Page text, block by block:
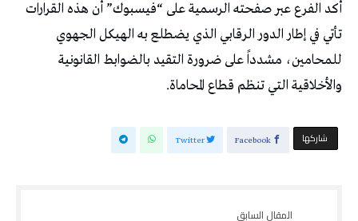
أكد الفرع عبر صفحته الرسمية على “فيسبوك” أن هذه القرارات
تأتي في إطار الدور الرقابي الذي يضطلع به الهيكل الجهوي
للمحامين، مشدداً على ضرورة التقيد بالضوابط القانونية
والأخلاقية التي تنظم قطاع المحاماة.
‫‫ شاركها‬ Facebook
Twitter